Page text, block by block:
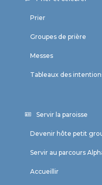
Prier
Groupes de prière
Messes
Tableaux des
Servir la paroisse
Devenir hôte petit
Servir au parcours
Accueillir